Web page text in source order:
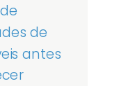
de
antes